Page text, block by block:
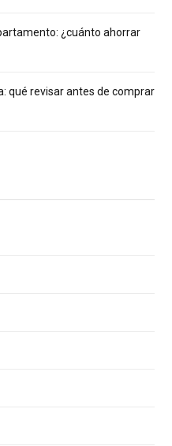
¿cuánto ahorrar
qué revisar antes de comprar